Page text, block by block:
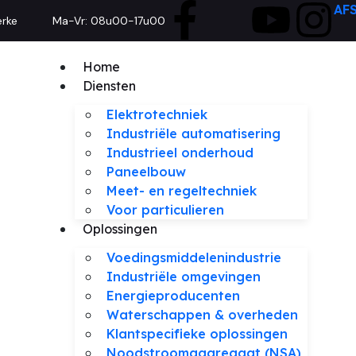
Ma-Vr: 08u00-17u00
Home
Diensten
Elektrotechniek
Industriële automatisering
Industrieel onderhoud
Paneelbouw
Meet- en regeltechniek
Voor particulieren
Oplossingen
Voedingsmiddelenindustrie
Industriële omgevingen
Energieproducenten
Waterschappen & overheden
Klantspecifieke oplossingen
Noodstroomaggregaat (NSA)